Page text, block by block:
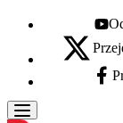
X - otwiera